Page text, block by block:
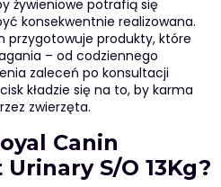
żywieniowe potrafią się
konsekwentnie realizowana.
przygotowuje produkty, które
– od codziennego
zaleceń po konsultacji
kładzie się na to, by karma
zwierzęta.
Canin
S/O 13Kg?